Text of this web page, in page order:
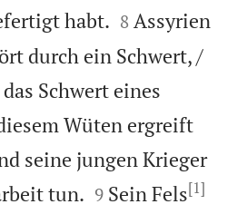
habt. 

8 Assyrien
durch ein Schwert, /
Schwert eines
Wüten ergreift
seine jungen Krieger
tun. 

9 Sein Fels[1]